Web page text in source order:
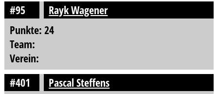
#95
Rayk Wagener
Punkte: 24
Team:
Verein:
#401
Pascal Steffens